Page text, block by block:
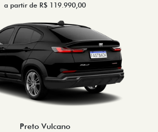
a partir de R$ 119.990,00
Preto Vulcano